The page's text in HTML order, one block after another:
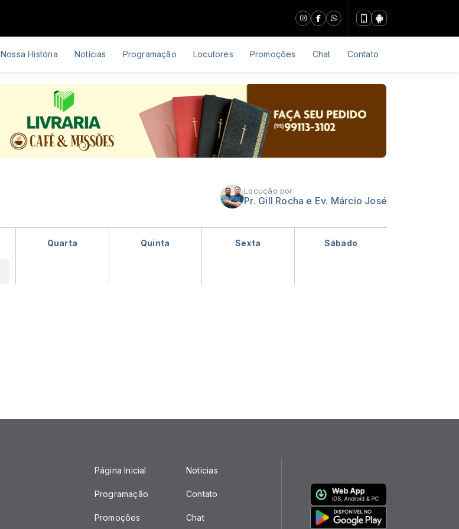
Nossa História Notícias Programação Locutores Promoções Chat Contato
Locução por:
Pr. Gill Rocha e Ev. Márcio José
Quarta Quinta Sexta Sábado
Página Inicial
Programação
Promoções
Notícias
Contato
Chat